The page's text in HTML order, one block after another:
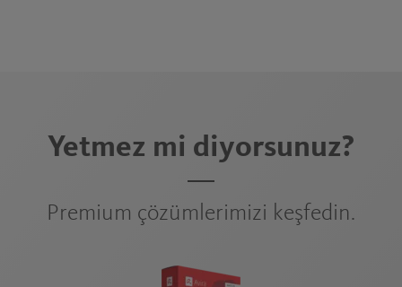
Yetmez mi diyorsunuz?
Premium çözümlerimizi keşfedin.